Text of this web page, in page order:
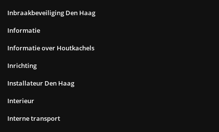
Inbraakbeveiliging Den Haag
Informatie
Informatie over Houtkachels
Inrichting
Installateur Den Haag
Interieur
Interne transport